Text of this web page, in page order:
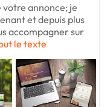
annonce; je
et depuis plus
accompagner sur
le texte